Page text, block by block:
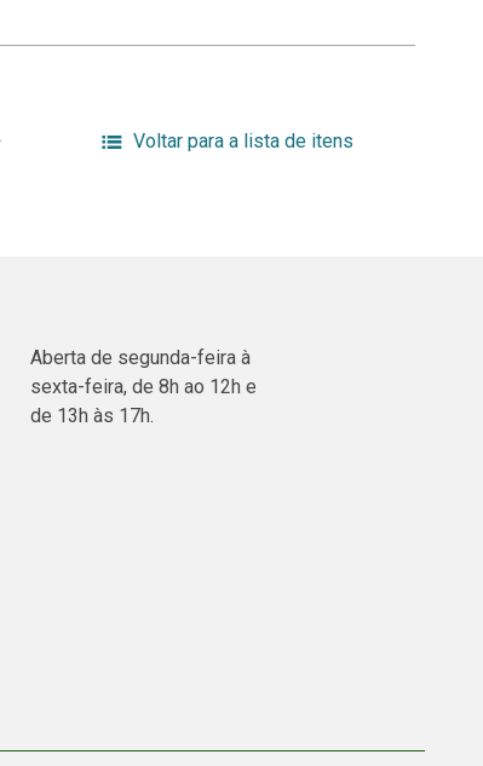
Voltar para a lista de itens
Aberta de segunda-feira à
sexta-feira, de 8h ao 12h e
de 13h às 17h.